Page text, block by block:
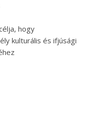
hogy
kulturális és ifjúsági